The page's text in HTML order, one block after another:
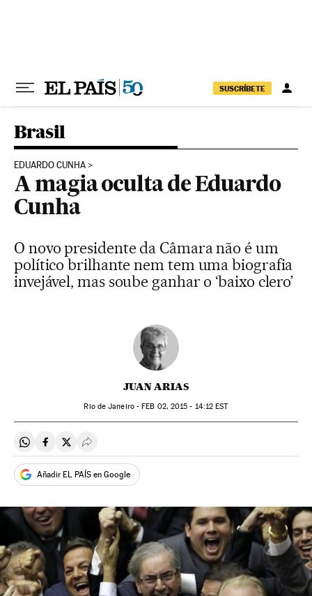
SUSCRÍBETE
Brasil
EDUARDO CUNHA
A magia oculta de Eduardo
Cunha
O novo presidente da Câmara não é um
político brilhante nem tem uma biografia
invejável, mas soube ganhar o ‘baixo clero’
JUAN ARIAS
Rio de Janeiro -FEB 02, 2015 - 14:12 EST
Compartir en Whatsapp
Compartir en Facebook
Compartir en Twitter
Desplegar Redes Sociales
Añadir EL PAÍS en Google